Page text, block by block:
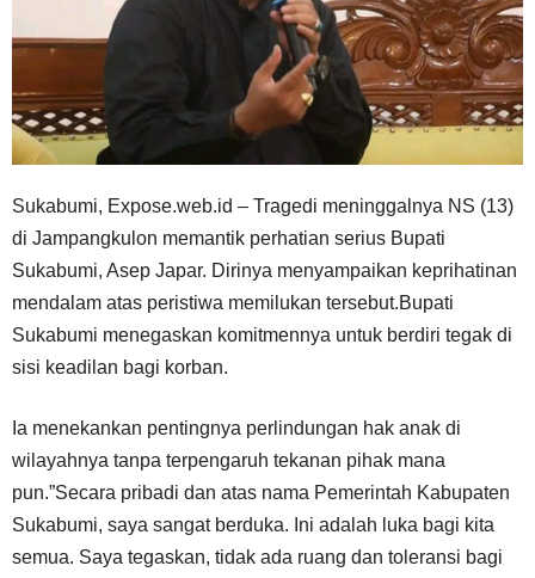
Sukabumi, Expose.web.id – Tragedi meninggalnya NS (13)
di Jampangkulon memantik perhatian serius Bupati
Sukabumi, Asep Japar. Dirinya menyampaikan keprihatinan
mendalam atas peristiwa memilukan tersebut.Bupati
Sukabumi menegaskan komitmennya untuk berdiri tegak di
sisi keadilan bagi korban.
Ia menekankan pentingnya perlindungan hak anak di
wilayahnya tanpa terpengaruh tekanan pihak mana
pun.”Secara pribadi dan atas nama Pemerintah Kabupaten
Sukabumi, saya sangat berduka. Ini adalah luka bagi kita
semua. Saya tegaskan, tidak ada ruang dan toleransi bagi